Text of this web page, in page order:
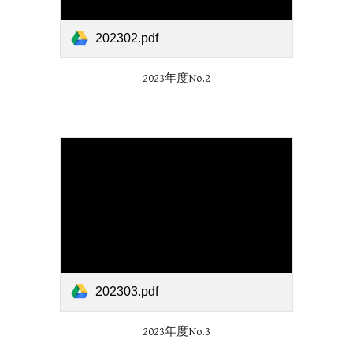
202302.pdf
2023年度No.2
202303.pdf
2023年度No.3